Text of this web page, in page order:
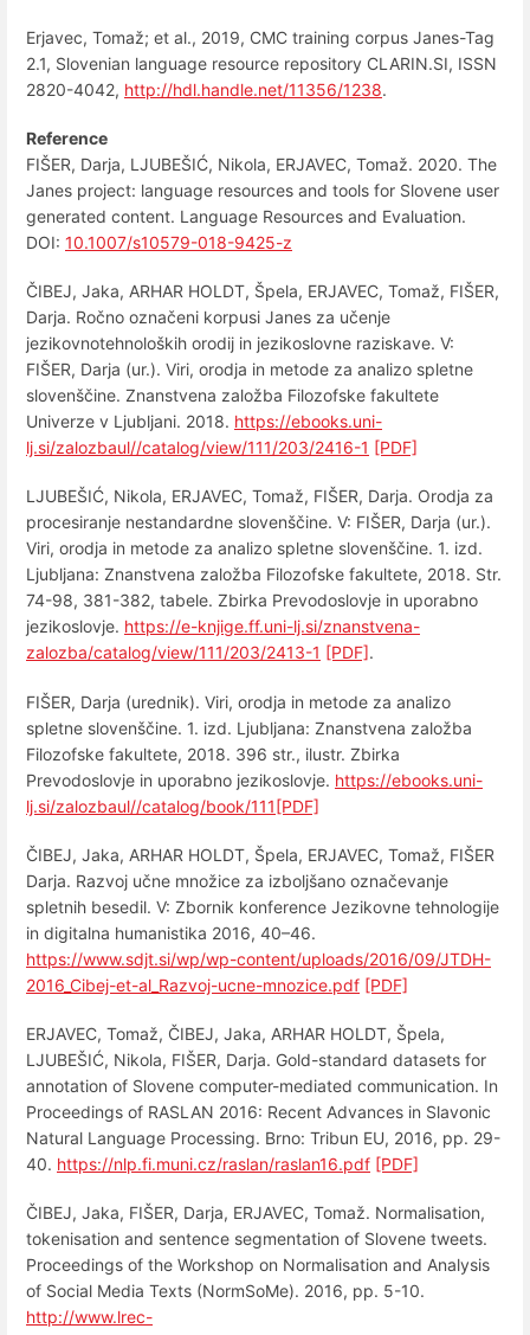
Erjavec, Tomaž; et al., 2019, CMC training corpus Janes-Tag
2.1, Slovenian language resource repository CLARIN.SI, ISSN
2820-4042, http://hdl.handle.net/11356/1238.
Reference
FIŠER, Darja, LJUBEŠIĆ, Nikola, ERJAVEC, Tomaž. 2020. The
Janes project: language resources and tools for Slovene user
generated content. Language Resources and Evaluation.
DOI: 10.1007/s10579-018-9425-z
ČIBEJ, Jaka, ARHAR HOLDT, Špela, ERJAVEC, Tomaž, FIŠER,
Darja. Ročno označeni korpusi Janes za učenje
jezikovnotehnoloških orodij in jezikoslovne raziskave. V:
FIŠER, Darja (ur.). Viri, orodja in metode za analizo spletne
slovenščine. Znanstvena založba Filozofske fakultete
Univerze v Ljubljani. 2018. https://ebooks.uni-
lj.si/zalozbaul//catalog/view/111/203/2416-1 [PDF]
LJUBEŠIĆ, Nikola, ERJAVEC, Tomaž, FIŠER, Darja. Orodja za
procesiranje nestandardne slovenščine. V: FIŠER, Darja (ur.).
Viri, orodja in metode za analizo spletne slovenščine. 1. izd.
Ljubljana: Znanstvena založba Filozofske fakultete, 2018. Str.
74-98, 381-382, tabele. Zbirka Prevodoslovje in uporabno
jezikoslovje. https://e-knjige.ff.uni-lj.si/znanstvena-
zalozba/catalog/view/111/203/2413-1 [PDF].
FIŠER, Darja (urednik). Viri, orodja in metode za analizo
spletne slovenščine. 1. izd. Ljubljana: Znanstvena založba
Filozofske fakultete, 2018. 396 str., ilustr. Zbirka
Prevodoslovje in uporabno jezikoslovje. https://ebooks.uni-
lj.si/zalozbaul//catalog/book/111[PDF]
ČIBEJ, Jaka, ARHAR HOLDT, Špela, ERJAVEC, Tomaž, FIŠER
Darja. Razvoj učne množice za izboljšano označevanje
spletnih besedil. V: Zbornik konference Jezikovne tehnologije
in digitalna humanistika 2016, 40–46.
https://www.sdjt.si/wp/wp-content/uploads/2016/09/JTDH-
2016_Cibej-et-al_Razvoj-ucne-mnozice.pdf [PDF]
ERJAVEC, Tomaž, ČIBEJ, Jaka, ARHAR HOLDT, Špela,
LJUBEŠIĆ, Nikola, FIŠER, Darja. Gold-standard datasets for
annotation of Slovene computer-mediated communication. In
Proceedings of RASLAN 2016: Recent Advances in Slavonic
Natural Language Processing. Brno: Tribun EU, 2016, pp. 29-
40. https://nlp.fi.muni.cz/raslan/raslan16.pdf [PDF]
ČIBEJ, Jaka, FIŠER, Darja, ERJAVEC, Tomaž. Normalisation,
tokenisation and sentence segmentation of Slovene tweets.
Proceedings of the Workshop on Normalisation and Analysis
of Social Media Texts (NormSoMe). 2016, pp. 5-10.
http://www.lrec-